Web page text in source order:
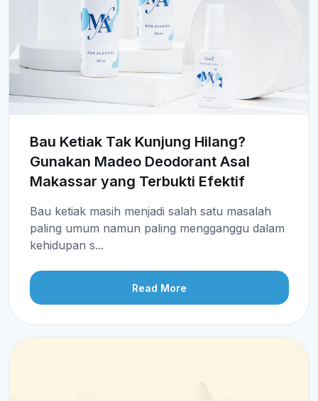
Bau Ketiak Tak Kunjung Hilang?
Gunakan Madeo Deodorant Asal
Makassar yang Terbukti Efektif
Bau ketiak masih menjadi salah satu masalah
paling umum namun paling mengganggu dalam
kehidupan s...
Read More